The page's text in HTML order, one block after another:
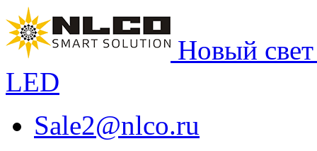
Новый
LED
Sale2@nlco.ru